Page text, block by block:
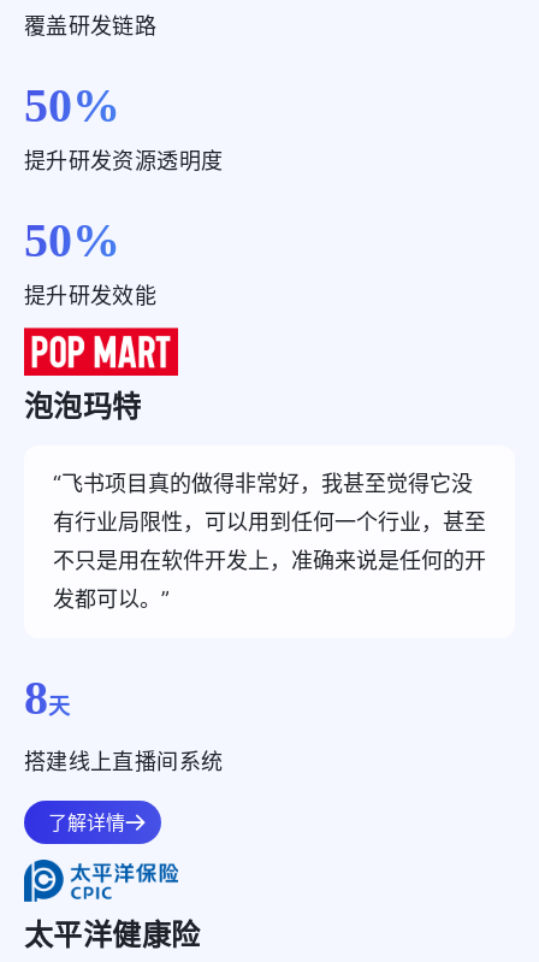
覆盖研发链路
50%
提升研发资源透明度
50%
提升研发效能
泡泡玛特
“飞书项目真的做得非常好，我甚至觉得它没
有行业局限性，可以用到任何一个行业，甚至
不只是用在软件开发上，准确来说是任何的开
发都可以。”
8天
搭建线上直播间系统
了解详情
太平洋健康险